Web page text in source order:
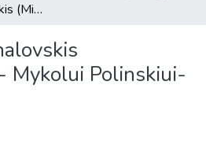
[Laiškas] / Michalovskis (Michałowski) - Mykolui Polinskiui-Pelkai.
Mykolui Polinskiui-